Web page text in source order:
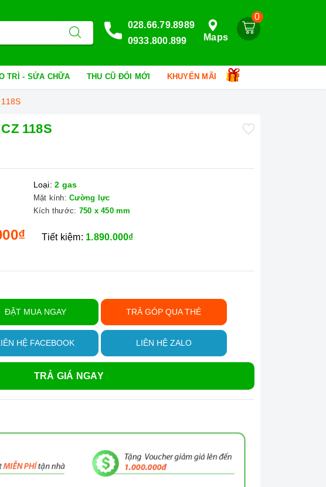
0
Maps
028.66.79.8989
0933.800.899
TRÌ - SỬA CHỮA THU CŨ ĐỔI MỚI KHUYẾN MÃI
118S
Loại: 2 gas
Mặt kính: Cường lực
Kích thước: 750 x 450 mm
Tiết kiệm: 1.890.000₫
ĐẶT MUA NGAY TRẢ GÓP QUA THẺ
HỆ FACEBOOK LIÊN HỆ ZALO
TRẢ GIÁ NGAY